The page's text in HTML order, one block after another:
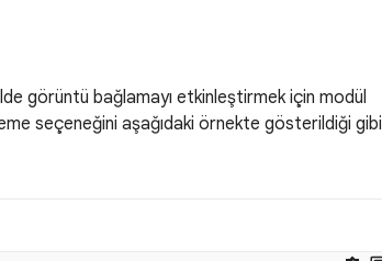
görüntü bağlamayı etkinleştirmek için modül
seçeneğini aşağıdaki örnekte gösterildiği gibi